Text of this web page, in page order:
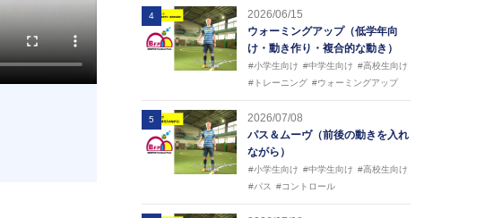
4
2026/06/15
ウォーミングアップ（低学年向
け・動き作り・複合的な動き）
#小学生向け #中学生向け #高校生向け
#トレーニング #ウォーミングアップ
5
2026/07/08
パス＆ムーヴ（前後の動きを入れ
ながら）
#小学生向け #中学生向け #高校生向け
#パス
#コントロール